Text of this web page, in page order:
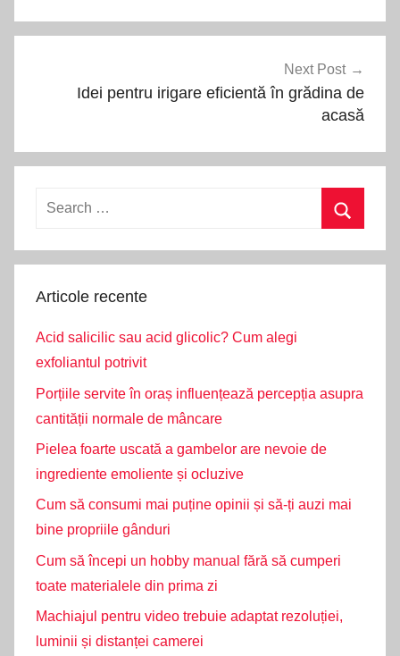
Next Post
Idei pentru irigare eficientă în grădina de
acasă
Search
Articole recente
Acid salicilic sau acid glicolic? Cum alegi
exfoliantul potrivit
Porțiile servite în oraș influențează percepția asupra
cantității normale de mâncare
Pielea foarte uscată a gambelor are nevoie de
ingrediente emoliente și ocluzive
Cum să consumi mai puține opinii și să-ți auzi mai
bine propriile gânduri
Cum să începi un hobby manual fără să cumperi
toate materialele din prima zi
Machiajul pentru video trebuie adaptat rezoluției,
luminii și distanței camerei